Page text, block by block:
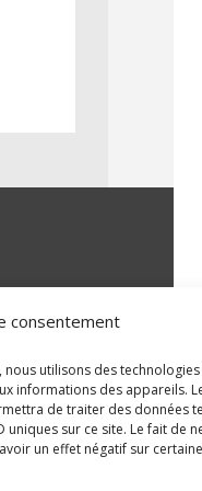
consentement
utilisons des
informations des appareils.
de traiter des données
sur ce site. Le fait de
un effet négatif sur